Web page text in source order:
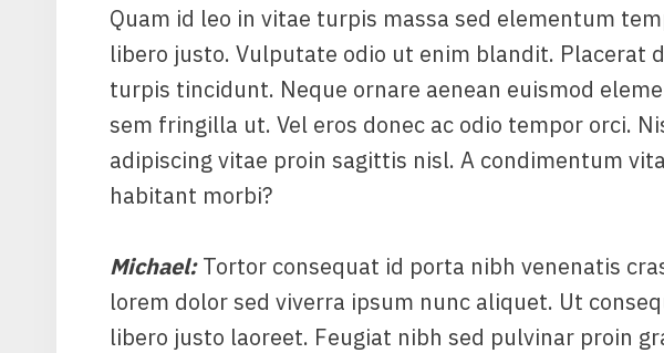
Quam id leo in vitae turpis massa sed elementum
libero justo. Vulputate odio ut enim blandit. Placerat
turpis tincidunt. Neque ornare aenean euismod
sem fringilla ut. Vel eros donec ac odio tempor orci.
adipiscing vitae proin sagittis nisl. A condimentum
habitant morbi?
Michael:Tortor consequat id porta nibh venenatis
lorem dolor sed viverra ipsum nunc aliquet. Ut
libero justo laoreet. Feugiat nibh sed pulvinar proin